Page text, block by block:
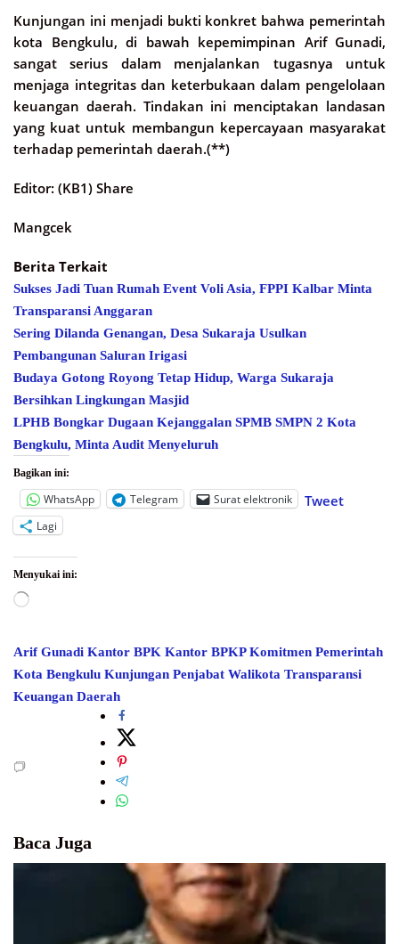
Kunjungan ini menjadi bukti konkret bahwa pemerintah
kota Bengkulu, di bawah kepemimpinan Arif Gunadi,
sangat serius dalam menjalankan tugasnya untuk
menjaga integritas dan keterbukaan dalam pengelolaan
keuangan daerah. Tindakan ini menciptakan landasan
yang kuat untuk membangun kepercayaan masyarakat
terhadap pemerintah daerah.(**)
Editor: (KB1) Share
Mangcek
Berita Terkait
Sukses Jadi Tuan Rumah Event Voli Asia, FPPI Kalbar Minta
Transparansi Anggaran
Sering Dilanda Genangan, Desa Sukaraja Usulkan
Pembangunan Saluran Irigasi
Budaya Gotong Royong Tetap Hidup, Warga Sukaraja
Bersihkan Lingkungan Masjid
LPHB Bongkar Dugaan Kejanggalan SPMB SMPN 2 Kota
Bengkulu, Minta Audit Menyeluruh
Bagikan ini:
WhatsApp Telegram Surat elektronik Tweet
Lagi
Menyukai ini:
Memuat...
Arif Gunadi Kantor BPK Kantor BPKP Komitmen Pemerintah
Kota Bengkulu Kunjungan Penjabat Walikota Transparansi
Keuangan Daerah
Baca Juga